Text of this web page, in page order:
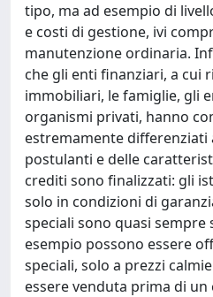
tipo, ma ad esempio di
e costi di gestione, ivi
manutenzione ordinaria.
che gli enti finanziari, a cui
immobiliari, le famiglie, gli
organismi privati, hanno
estremamente differenziati
postulanti e delle
crediti sono finalizzati: gli
solo in condizioni di
speciali sono quasi
esempio possono essere
speciali, solo a prezzi
essere venduta prima di